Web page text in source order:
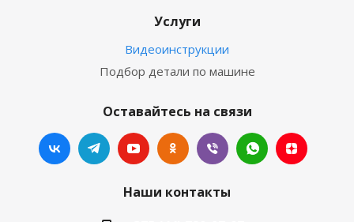
Услуги
Видеоинструкции
Подбор детали по машине
Оставайтесь на связи
Наши контакты